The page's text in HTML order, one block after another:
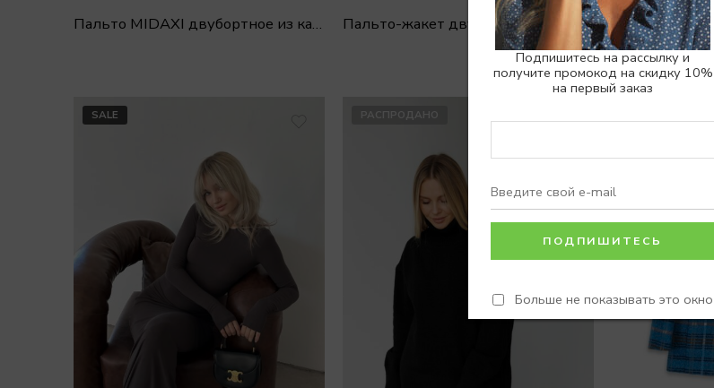
Подпишитесь на рассылку и
получите промокод на скидку 10%
на первый заказ
Больше не показывать это окно
Пальто MIDAXI двубортное из кашемира Пальто-жакет двубортный из кашемира
9900
SALE РАСПРОДАНО